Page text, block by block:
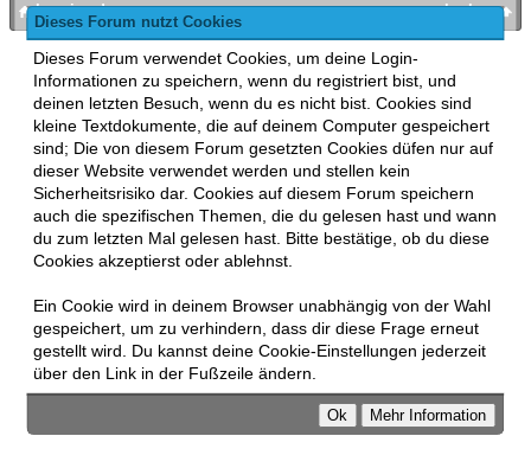
Dieses Forum nutzt Cookies
Dieses Forum verwendet Cookies, um deine Login-
Informationen zu speichern, wenn du registriert bist, und
deinen letzten Besuch, wenn du es nicht bist. Cookies sind
kleine Textdokumente, die auf deinem Computer gespeichert
sind; Die von diesem Forum gesetzten Cookies düfen nur auf
dieser Website verwendet werden und stellen kein
Sicherheitsrisiko dar. Cookies auf diesem Forum speichern
auch die spezifischen Themen, die du gelesen hast und wann
du zum letzten Mal gelesen hast. Bitte bestätige, ob du diese
Cookies akzeptierst oder ablehnst.
Ein Cookie wird in deinem Browser unabhängig von der Wahl
gespeichert, um zu verhindern, dass dir diese Frage erneut
gestellt wird. Du kannst deine Cookie-Einstellungen jederzeit
über den Link in der Fußzeile ändern.
nach oben
bronies.de
MyBB , mobile Fassung: MyBB GoMobile
Zur Desktop-Version wechseln
This forum usesLukasz TkaczMyBB addons.